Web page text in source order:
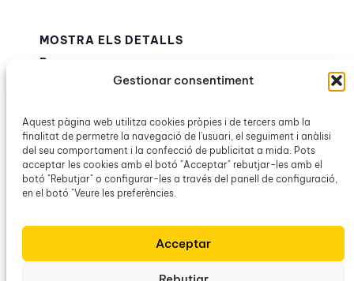
Gestionar consentiment
Aquest pàgina web utilitza cookies pròpies i de tercers amb la
finalitat de permetre la navegació de l'usuari, el seguiment i anàlisi
del seu comportament i la confecció de publicitat a mida. Pots
acceptar les cookies amb el botó "Acceptar" rebutjar-les amb el
botó "Rebutjar" o configurar-les a través del panell de configuració,
en el botó "Veure les preferències.
Acceptar
MOSTRA ELS DETALLS
Data:
20:00h – 21:00h
Categories d’Esdeveniment:
Agrupació Cultural de Porreres,OCB Campos